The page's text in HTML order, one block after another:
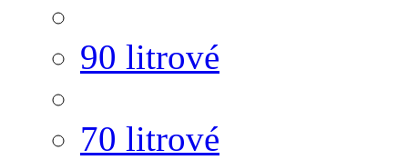
90 litrové
70 litrové